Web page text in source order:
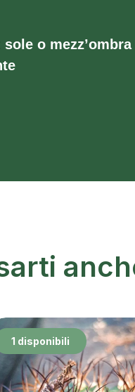
sole o mezz’ombra
1 disponibili